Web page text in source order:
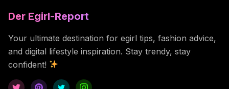
Der Egirl-Report
Your ultimate destination for egirl tips, fashion advice,
and digital lifestyle inspiration. Stay trendy, stay
confident!